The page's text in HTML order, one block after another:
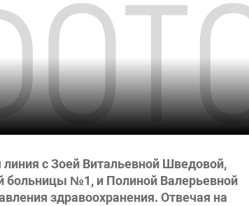
с Зоей Витальевной Шведовой,
больницы №1, и Полиной Валерьевной
здравоохранения. Отвечая на